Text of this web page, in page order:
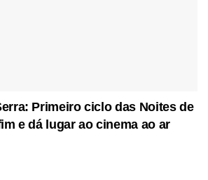
Primeiro ciclo das Noites de
e dá lugar ao cinema ao ar